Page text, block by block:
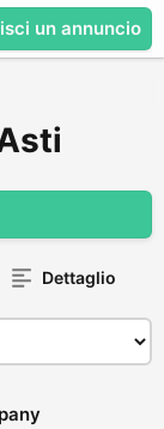
un annuncio
Dettaglio